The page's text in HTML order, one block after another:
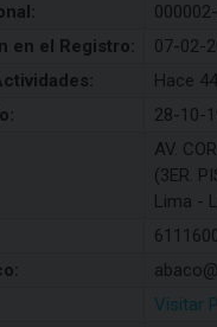
en el Registro:
07-02-
Hace
28-10-
AV.
(3ER.
Lima -
Visitar